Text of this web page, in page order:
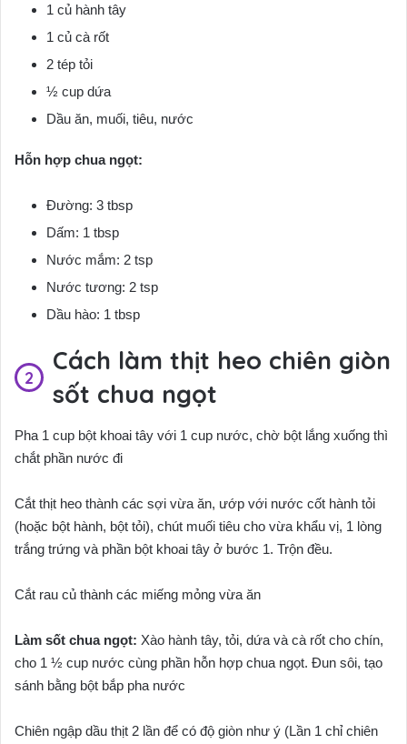
1 củ hành tây
1 củ cà rốt
2 tép tỏi
½ cup dứa
Dầu ăn, muối, tiêu, nước
Hỗn hợp chua ngọt:
Đường: 3 tbsp
Dấm: 1 tbsp
Nước mắm: 2 tsp
Nước tương: 2 tsp
Dầu hào: 1 tbsp
Cách làm thịt heo chiên giòn
sốt chua ngọt
Pha 1 cup bột khoai tây với 1 cup nước, chờ bột lắng xuống thì
chắt phần nước đi
Cắt thịt heo thành các sợi vừa ăn, ướp với nước cốt hành tỏi
(hoặc bột hành, bột tỏi), chút muối tiêu cho vừa khẩu vị, 1 lòng
trắng trứng và phần bột khoai tây ở bước 1. Trộn đều.
Cắt rau củ thành các miếng mỏng vừa ăn
Làm sốt chua ngọt: Xào hành tây, tỏi, dứa và cà rốt cho chín,
cho 1 ½ cup nước cùng phần hỗn hợp chua ngọt. Đun sôi, tạo
sánh bằng bột bắp pha nước
Chiên ngập dầu thịt 2 lần để có độ giòn như ý (Lần 1 chỉ chiên